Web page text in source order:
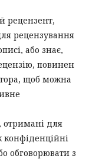
рецензент,
рецензування
або знає,
повинен
щоб можна
отримані для
конфіденційні
обговорювати з